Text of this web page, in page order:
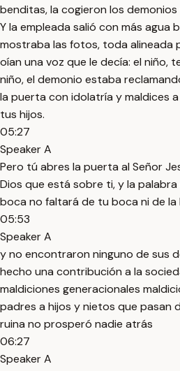
benditas, la cogieron los
Y la empleada salió con más agua
mostraba las fotos, toda alineada
oían una voz que le decía: el niño,
niño, el demonio estaba
la puerta con idolatría y maldices
tus hijos.
05:27
Speaker A
Pero tú abres la puerta al Señor
Dios que está sobre ti, y la
boca no faltará de tu boca ni de la
05:53
Speaker A
y no encontraron ninguno de sus
hecho una contribución a la
maldiciones generacionales
padres a hijos y nietos que pasan
ruina no prosperó nadie atrás
06:27
Speaker A